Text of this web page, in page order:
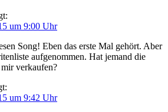
um 9:00 Uhr
Song! Eben das erste Mal gehört. Aber
aufgenommen. Hat jemand die
verkaufen?
um 9:42 Uhr